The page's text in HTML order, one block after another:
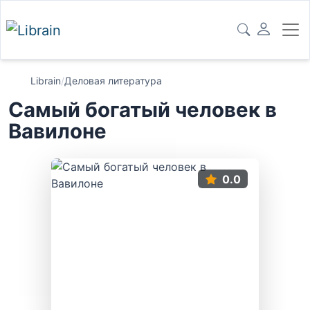
Librain/Деловая литература
Самый богатый человек в
Вавилоне
0.0